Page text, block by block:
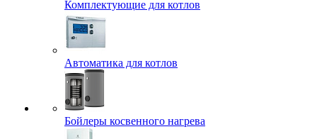
Комплектующие для котлов
Автоматика для котлов
Бойлеры косвенного нагрева